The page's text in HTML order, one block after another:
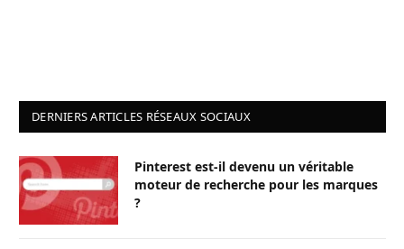
DERNIERS ARTICLES RÉSEAUX SOCIAUX
Pinterest est-il devenu un véritable
moteur de recherche pour les marques
?